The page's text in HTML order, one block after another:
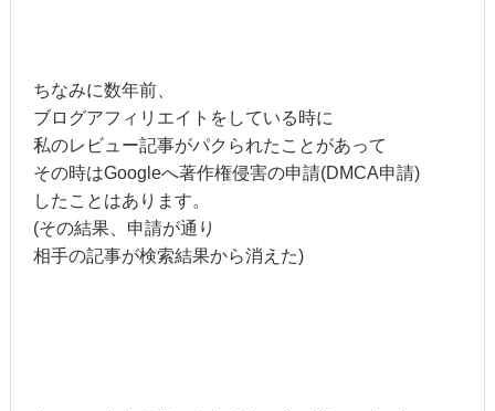
ちなみに数年前、
ブログアフィリエイトをしている時に
私のレビュー記事がパクられたことがあって
その時はGoogleへ著作権侵害の申請(DMCA申請)
したことはあります。
(その結果、申請が通り
相手の記事が検索結果から消えた)